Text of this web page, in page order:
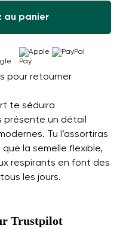
te séduira
présente un détail
Tu l’assortiras
la semelle flexible,
respirants en font des
les jours.
au panier
pour retourner
Trustpilot